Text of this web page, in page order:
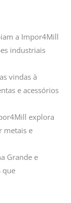
a Impor4Mill
industriais
vindas à
e acessórios
explora
metais e
Grande e
que